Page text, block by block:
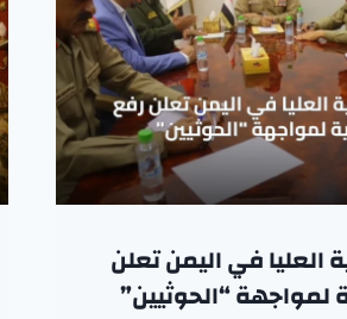
العليا في اليمن تعلن
لمواجهة “الحوثيين”